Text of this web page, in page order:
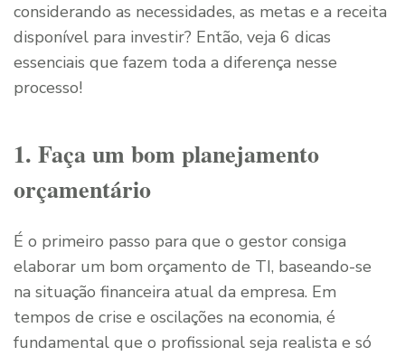
considerando as necessidades, as metas e a receita
disponível para investir? Então, veja 6 dicas
essenciais que fazem toda a diferença nesse
processo!
1. Faça um bom planejamento
orçamentário
É o primeiro passo para que o gestor consiga
elaborar um bom orçamento de TI, baseando-se
na situação financeira atual da empresa. Em
tempos de crise e oscilações na economia, é
fundamental que o profissional seja realista e só